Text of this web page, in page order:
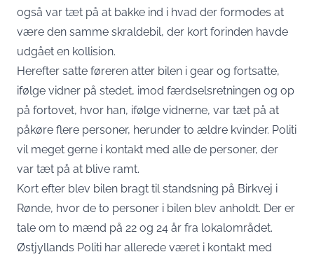
også var tæt på at bakke ind i hvad der formodes at
være den samme skraldebil, der kort forinden havde
udgået en kollision.
Herefter satte føreren atter bilen i gear og fortsatte,
ifølge vidner på stedet, imod færdselsretningen og op
på fortovet, hvor han, ifølge vidnerne, var tæt på at
påkøre flere personer, herunder to ældre kvinder. Politi
vil meget gerne i kontakt med alle de personer, der
var tæt på at blive ramt.
Kort efter blev bilen bragt til standsning på Birkvej i
Rønde, hvor de to personer i bilen blev anholdt. Der er
tale om to mænd på 22 og 24 år fra lokalområdet.
Østjyllands Politi har allerede været i kontakt med